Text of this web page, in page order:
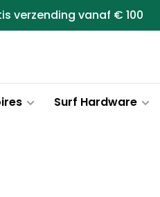
verzending vanaf € 100
Surf Hardware